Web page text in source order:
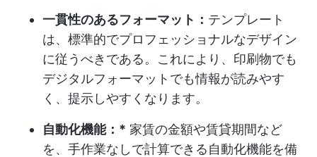
一貫性のあるフォーマット： テンプレート
は、標準的でプロフェッショナルなデザイン
に従うべきである。これにより、印刷物でも
デジタルフォーマットでも情報が読みやす
く、提示しやすくなります。
自動化機能：* 家賃の金額や賃貸期間など
を、手作業なしで計算できる自動化機能を備